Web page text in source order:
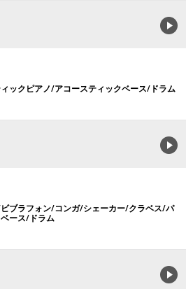
ックピアノ/アコースティックベース/ドラム
ブラフォン/コンガ/シェーカー/クラベス/パ
ース/ドラム